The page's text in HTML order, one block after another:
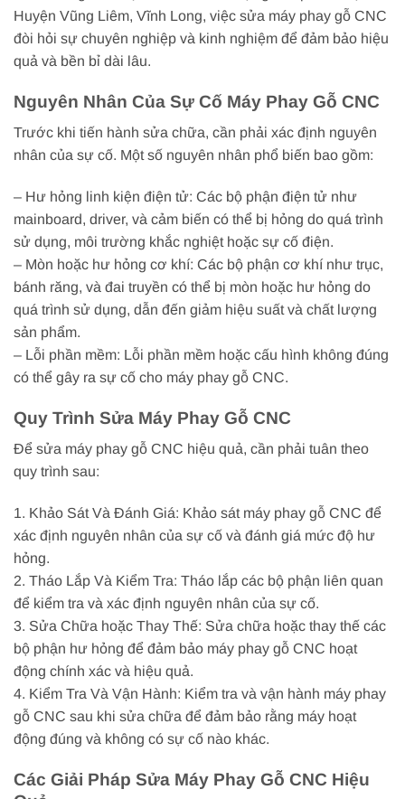
Huyện Vũng Liêm, Vĩnh Long, việc sửa máy phay gỗ CNC
đòi hỏi sự chuyên nghiệp và kinh nghiệm để đảm bảo hiệu
quả và bền bỉ dài lâu.
Nguyên Nhân Của Sự Cố Máy Phay Gỗ CNC
Trước khi tiến hành sửa chữa, cần phải xác định nguyên
nhân của sự cố. Một số nguyên nhân phổ biến bao gồm:
– Hư hỏng linh kiện điện tử: Các bộ phận điện tử như
mainboard, driver, và cảm biến có thể bị hỏng do quá trình
sử dụng, môi trường khắc nghiệt hoặc sự cố điện.
– Mòn hoặc hư hỏng cơ khí: Các bộ phận cơ khí như trục,
bánh răng, và đai truyền có thể bị mòn hoặc hư hỏng do
quá trình sử dụng, dẫn đến giảm hiệu suất và chất lượng
sản phẩm.
– Lỗi phần mềm: Lỗi phần mềm hoặc cấu hình không đúng
có thể gây ra sự cố cho máy phay gỗ CNC.
Quy Trình Sửa Máy Phay Gỗ CNC
Để sửa máy phay gỗ CNC hiệu quả, cần phải tuân theo
quy trình sau:
1. Khảo Sát Và Đánh Giá: Khảo sát máy phay gỗ CNC để
xác định nguyên nhân của sự cố và đánh giá mức độ hư
hỏng.
2. Tháo Lắp Và Kiểm Tra: Tháo lắp các bộ phận liên quan
để kiểm tra và xác định nguyên nhân của sự cố.
3. Sửa Chữa hoặc Thay Thế: Sửa chữa hoặc thay thế các
bộ phận hư hỏng để đảm bảo máy phay gỗ CNC hoạt
động chính xác và hiệu quả.
4. Kiểm Tra Và Vận Hành: Kiểm tra và vận hành máy phay
gỗ CNC sau khi sửa chữa để đảm bảo rằng máy hoạt
động đúng và không có sự cố nào khác.
Các Giải Pháp Sửa Máy Phay Gỗ CNC Hiệu